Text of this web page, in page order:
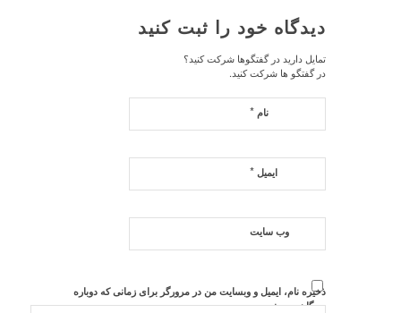
دیدگاه خود را ثبت کنید
تمایل دارید در گفتگوها شرکت کنید؟
در گفتگو ها شرکت کنید.
نام*
ایمیل*
وب‌ سایت
ذخیره نام، ایمیل و وبسایت من در مرورگر برای زمانی که دوباره
دیدگاهی می‌نویسم.